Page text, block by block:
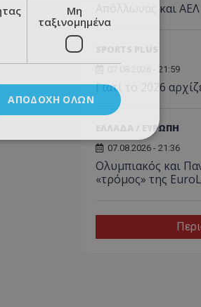
Απόλλωνας και
07.08.2026 - 21:59
Γιατί το 2026
ΕΛΛΑΔΑ / ΕΥΡΩΠΗ
07.08.2026 - 21:36
Ολυμπιακός και
«τρόμος» της
Μη
ταξινομημένα
ΑΠΟΔΟΧΉ ΌΛΩΝ